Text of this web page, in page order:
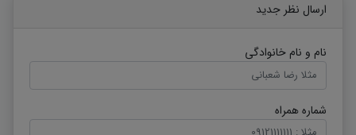
ارسال نظر جدید
نام و نام خانوادگی
شماره همراه